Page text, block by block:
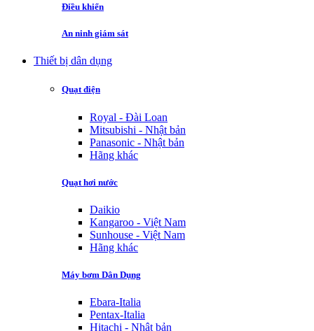
Điều khiển
An ninh giám sát
Thiết bị dân dụng
Quạt điện
Royal - Đài Loan
Mitsubishi - Nhật bản
Panasonic - Nhật bản
Hãng khác
Quạt hơi nước
Daikio
Kangaroo - Việt Nam
Sunhouse - Việt Nam
Hãng khác
Máy bơm Dân Dụng
Ebara-Italia
Pentax-Italia
Hitachi - Nhật bản